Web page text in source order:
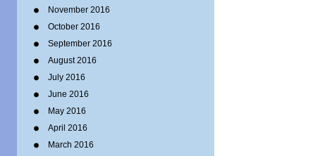
November 2016
October 2016
September 2016
August 2016
July 2016
June 2016
May 2016
April 2016
March 2016